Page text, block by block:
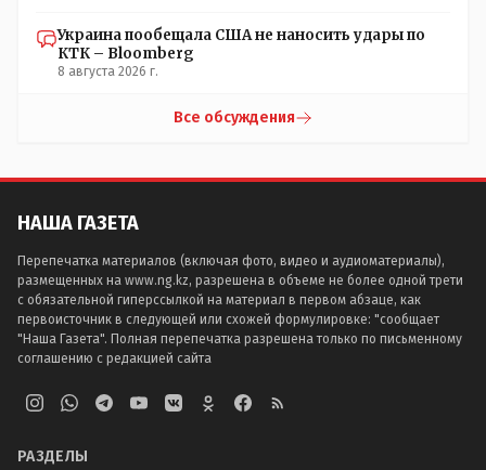
Украина пообещала США не наносить удары по
КТК – Bloomberg
8 августа 2026 г.
Все обсуждения
НАША ГАЗЕТА
Перепечатка материалов (включая фото, видео и аудиоматериалы),
размещенных на www.ng.kz, разрешена в объеме не более одной трети
с обязательной гиперссылкой на материал в первом абзаце, как
первоисточник в следующей или схожей формулировке: "сообщает
"Наша Газета". Полная перепечатка разрешена только по письменному
соглашению с редакцией сайта
РАЗДЕЛЫ